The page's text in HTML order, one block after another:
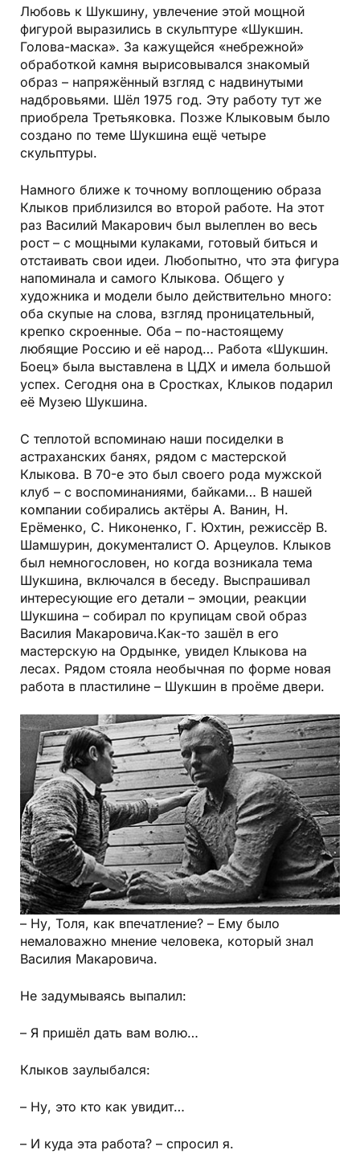
Любовь к Шукшину, увлечение этой мощной
фигурой выразились в скульптуре «Шукшин.
Голова-маска». За кажущейся «небрежной»
обработкой камня вырисовывался знакомый
образ – напряжённый взгляд с надвинутыми
надбровьями. Шёл 1975 год. Эту работу тут же
приобрела Третьяковка. Позже Клыковым было
создано по теме Шукшина ещё четыре
скульптуры.
Намного ближе к точному воплощению образа
Клыков приблизился во второй работе. На этот
раз Василий Макарович был вылеплен во весь
рост – с мощными кулаками, готовый биться и
отстаивать свои идеи. Любопытно, что эта фигура
напоминала и самого Клыкова. Общего у
художника и модели было действительно много:
оба скупые на слова, взгляд проницательный,
крепко скроенные. Оба – по-настоящему
любящие Россию и её народ… Работа «Шукшин.
Боец» была выставлена в ЦДХ и имела большой
успех. Сегодня она в Сростках, Клыков подарил
её Музею Шукшина.
С теплотой вспоминаю наши посиделки в
астраханских банях, рядом с мастерской
Клыкова. В 70-е это был своего рода мужской
клуб – с воспоминаниями, байками… В нашей
компании собирались актёры А. Ванин, Н.
Ерёменко, С. Никоненко, Г. Юхтин, режиссёр В.
Шамшурин, документалист О. Арцеулов. Клыков
был немногословен, но когда возникала тема
Шукшина, включался в беседу. Выспрашивал
интересующие его детали – эмоции, реакции
Шукшина – собирал по крупицам свой образ
Василия Макаровича.Как-то зашёл в его
мастерскую на Ордынке, увидел Клыкова на
лесах. Рядом стояла необычная по форме новая
работа в пластилине – Шукшин в проёме двери.
– Ну, Толя, как впечатление? – Ему было
немаловажно мнение человека, который знал
Василия Макаровича.
Не задумываясь выпалил:
– Я пришёл дать вам волю…
Клыков заулыбался:
– Ну, это кто как увидит…
– И куда эта работа? – спросил я.